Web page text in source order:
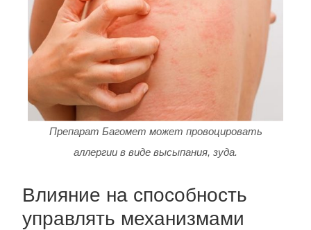
Препарат Багомет может провоцировать
аллергии в виде высыпания, зуда.
Влияние на способность
управлять механизмами